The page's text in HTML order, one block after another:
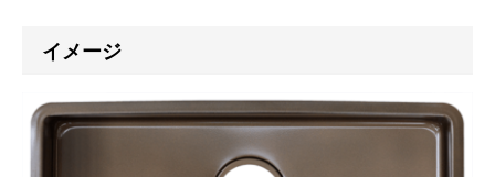
イメージ